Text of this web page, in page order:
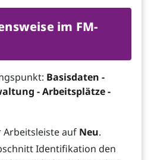
im FM-
Basisdaten -
- Arbeitsplätze -
Arbeitsleiste auf Neu.
Identifikation den